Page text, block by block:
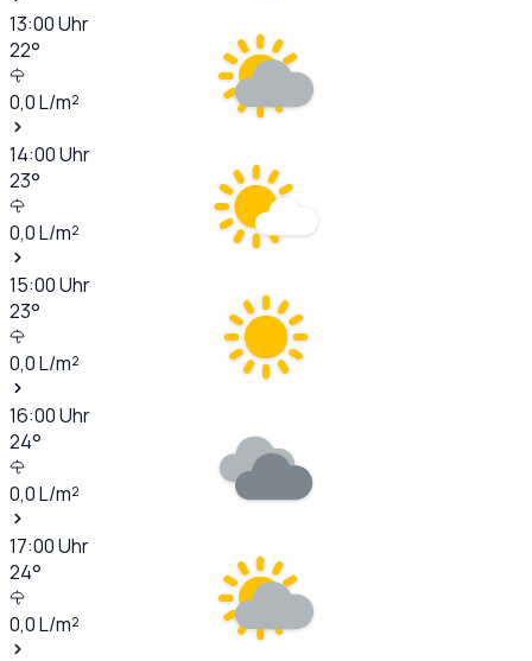
13:00Uhr
22°
0,0L/m²
14:00Uhr
23°
0,0L/m²
15:00Uhr
23°
0,0L/m²
16:00Uhr
24°
0,0L/m²
17:00Uhr
24°
0,0L/m²